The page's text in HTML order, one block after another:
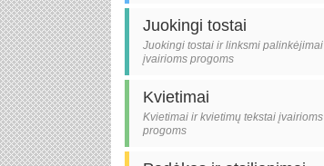
Juokingi tostai
Juokingi tostai ir linksmi palinkėjimai
įvairioms progoms
Kvietimai
Kvietimai ir kvietimų tekstai įvairioms
progoms